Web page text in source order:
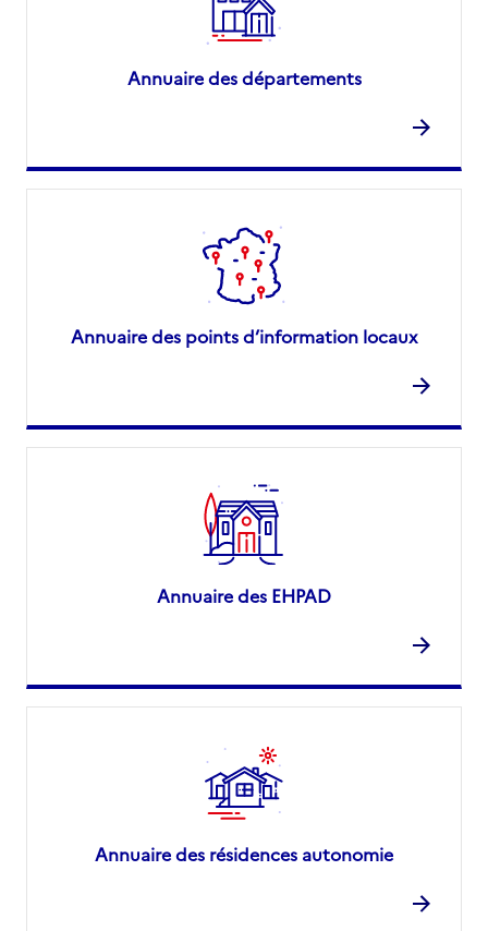
Annuaire des départements
Annuaire des points d’information locaux
Annuaire des EHPAD
Annuaire des résidences autonomie